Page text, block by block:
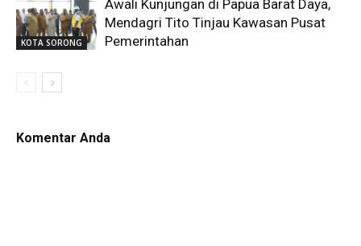
KOTA SORONG
Awali Kunjungan di Papua Barat Daya,
Mendagri Tito Tinjau Kawasan Pusat
Pemerintahan
Komentar Anda